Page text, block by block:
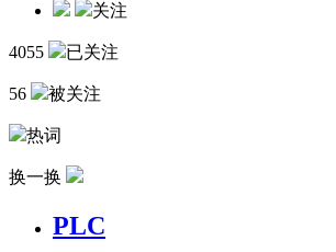
关注
4055 已关注
56 被关注
热词
换一换
PLC